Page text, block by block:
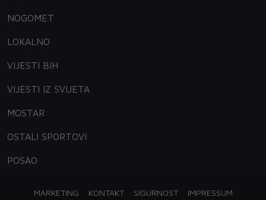
NOGOMET
LOKALNO
VIJESTI BIH
VIJESTI IZ SVIJETA
MOSTAR
OSTALI SPORTOVI
POSAO
MARKETING KONTAKT SIGURNOST
IMPRESSUM